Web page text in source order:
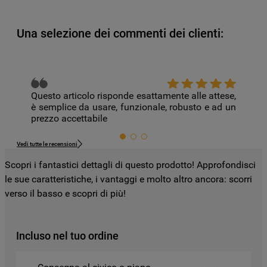
Una selezione dei commenti dei clienti:
Questo articolo risponde esattamente alle attese,
è semplice da usare, funzionale, robusto e ad un
prezzo accettabile
Vedi tutte le recensioni
Scopri i fantastici dettagli di questo prodotto! Approfondisci
le sue caratteristiche, i vantaggi e molto altro ancora: scorri
verso il basso e scopri di più!
Incluso nel tuo ordine
di Google qui:
di marketing (cookie di profilazione e
marketing) e (iv) per personalizzare il
contenuto editoriale del sito basato
sull'utilizzo del sito stesso da parte
dell'utente, migliorare le funzionalità del
funzionali). Per maggiori informazioni su
come la Società utilizza i cookie o per
modificare le tue preferenze, consulta
Per maggiori informazioni su come la